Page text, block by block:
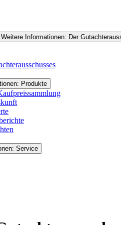
Weitere Informationen: Der
Produkte
Service